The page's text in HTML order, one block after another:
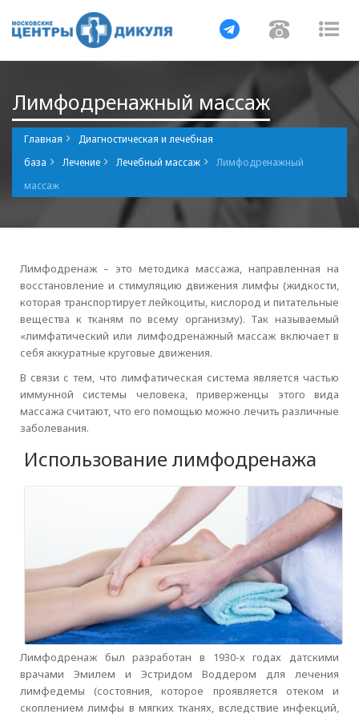
Навигация
Лимфодренажный массаж
Главная
Диагностическая и лечебная
база
Лечение Лечебный массаж
Лимфодренажный
массаж
Лимфодренаж – это методика массажа, направленная на
восстановление и стимуляцию движения лимфы (жидкости,
которая транспортирует лейкоциты, кислород и питательные
вещества к тканям по всему организму). Так называемый
«лимфатический или лимфодренажный массаж включает в
себя аккуратные круговые движения.
В связи с тем, что лимфатическая система является частью
иммунной системы человека, приверженцы этого вида
массажа считают, что его помощью можно лечить различные
заболевания.
Использование лимфодренажа
Лимфодренаж был разработан в 1930-х годах датскими
врачами Эмилем и Эстридом Воддером для лечения
лимфедемы (состояния, которое проявляется отеком и
скоплением лимфы в мягких тканях, вследствие инфекций,